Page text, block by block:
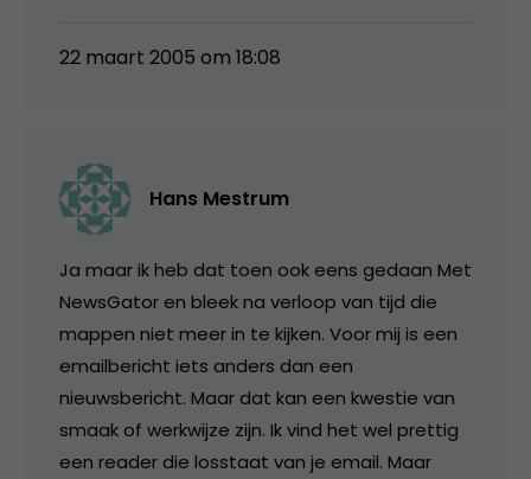
22 maart 2005 om 18:08
Hans Mestrum
Ja maar ik heb dat toen ook eens gedaan Met
NewsGator en bleek na verloop van tijd die
mappen niet meer in te kijken. Voor mij is een
emailbericht iets anders dan een
nieuwsbericht. Maar dat kan een kwestie van
smaak of werkwijze zijn. Ik vind het wel prettig
een reader die losstaat van je email. Maar